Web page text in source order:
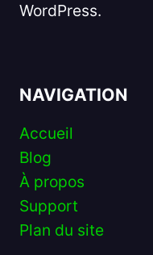
WordPress.
NAVIGATION
Accueil
Blog
À propos
Support
Plan du site